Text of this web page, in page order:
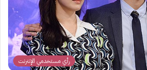
رأي مستخدمي الإنترنت